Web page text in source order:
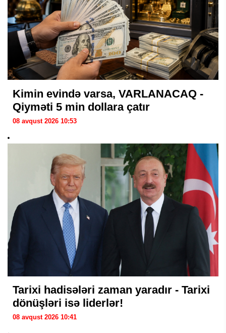
Kimin evində varsa, VARLANACAQ -
Qiyməti 5 min dollara çatır
08 avqust 2026 10:53
Tarixi hadisələri zaman yaradır - Tarixi
dönüşləri isə liderlər!
08 avqust 2026 10:41